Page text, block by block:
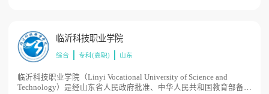
“明德 达理 尚学 精工”的校训，弘扬精益求精、追求卓越的工匠精
神，目前学校总体占地面积300亩。
临沂科技职业学院
综合 专科(高职) 山东
临沂科技职业学院（Linyi Vocational University of Science and
Technology）是经山东省人民政府批准、中华人民共和国教育部备案